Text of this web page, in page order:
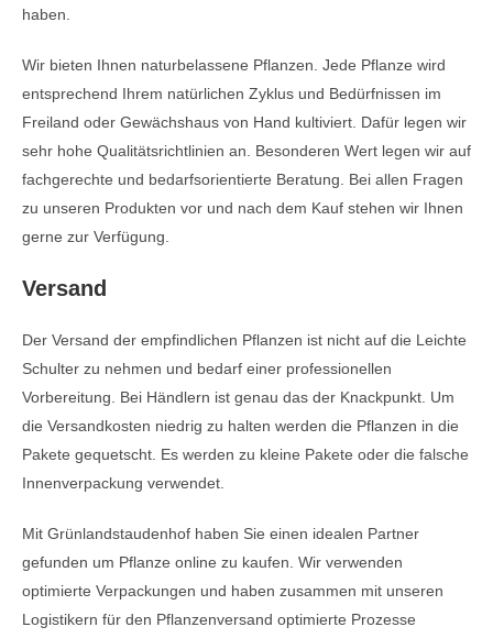
haben.
Wir bieten Ihnen naturbelassene Pflanzen. Jede Pflanze wird
entsprechend Ihrem natürlichen Zyklus und Bedürfnissen im
Freiland oder Gewächshaus von Hand kultiviert. Dafür legen wir
sehr hohe Qualitätsrichtlinien an. Besonderen Wert legen wir auf
fachgerechte und bedarfsorientierte Beratung. Bei allen Fragen
zu unseren Produkten vor und nach dem Kauf stehen wir Ihnen
gerne zur Verfügung.
Versand
Der Versand der empfindlichen Pflanzen ist nicht auf die Leichte
Schulter zu nehmen und bedarf einer professionellen
Vorbereitung. Bei Händlern ist genau das der Knackpunkt. Um
die Versandkosten niedrig zu halten werden die Pflanzen in die
Pakete gequetscht. Es werden zu kleine Pakete oder die falsche
Innenverpackung verwendet.
Mit Grünlandstaudenhof haben Sie einen idealen Partner
gefunden um Pflanze online zu kaufen. Wir verwenden
optimierte Verpackungen und haben zusammen mit unseren
Logistikern für den Pflanzenversand optimierte Prozesse